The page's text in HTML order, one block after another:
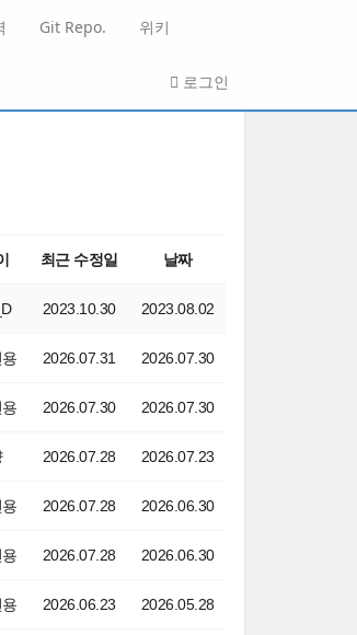
Git Repo. 위키
로그인
최근 수정일 날짜
2023.10.30 2023.08.02
2026.07.31 2026.07.30
2026.07.30 2026.07.30
2026.07.28 2026.07.23
2026.07.28 2026.06.30
2026.07.28 2026.06.30
2026.06.23 2026.05.28